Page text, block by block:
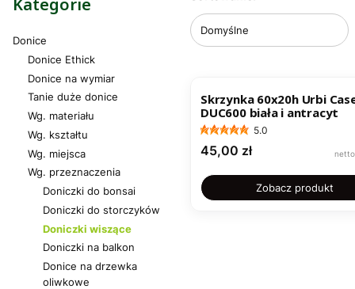
Donice
Donice Ethick
Donice na wymiar
Tanie duże donice
Wg. materiału
Wg. kształtu
Wg. miejsca
Wg. przeznaczenia
Doniczki do bonsai
Doniczki do storczyków
Doniczki wiszące
Doniczki na balkon
Donice na drzewka
oliwkowe
Domyślne
Skrzynka 60x20h Urbi
DUC600 biała i antracyt
5.0
Cena
45,00 zł
Zobacz produkt